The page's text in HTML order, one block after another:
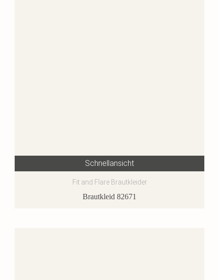
Schnellansicht
Fit and Flare Brautkleider
Brautkleid 82671